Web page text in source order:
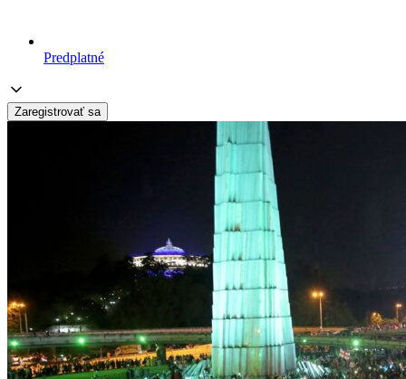
Predplatné
Zaregistrovať sa